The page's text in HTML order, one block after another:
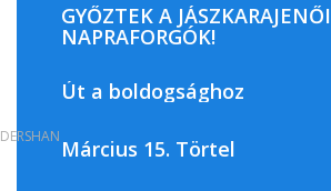
GYŐZTEK A JÁSZKARAJENŐI
NAPRAFORGÓK!
Út a boldogsághoz
Március 15. Törtel
DERSHAN